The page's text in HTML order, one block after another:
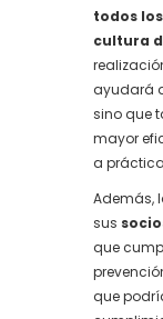
todos
cultura
ayudará
sino que
mayor
a
Además,
sus
que
que